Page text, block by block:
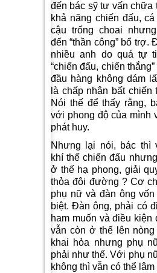
đến bác sỹ tư vấn chữa
khả năng chiến đấu,
cậu trống choai
đến “thần công” bổ trợ.
nhiều anh do quá tự
“chiến đấu, chiến
đầu hàng không dám
là chấp nhận bất chiến
Nói thế để thấy rằng,
với phong độ của mình
phát huy.
Nhưng lại nói, bác thì
khí thế chiến đấu
ở thế hạ phong, giải
thỏa đôi đường ? Cơ
phụ nữ và đàn ông
biệt. Đàn ông, phải có
ham muốn và điều kiện
vẫn còn ở thế lên
khai hỏa nhưng phụ
phải như thế. Với phụ
không thì vẫn có thể